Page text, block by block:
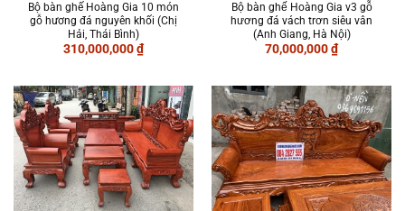
Bộ bàn ghế Hoàng Gia 10 món
gỗ hương đá nguyên khối (Chị
Hải, Thái Bình)
310,000,000₫
Bộ bàn ghế Hoàng Gia v3 gỗ
hương đá vách trơn siêu vân
(Anh Giang, Hà Nội)
70,000,000₫